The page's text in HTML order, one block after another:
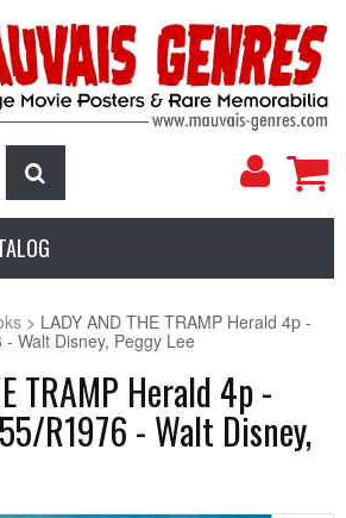
My
> LADY AND THE TRAMP Herald 4p -
Walt Disney, Peggy Lee
TRAMP Herald 4p -
R1976 - Walt Disney,